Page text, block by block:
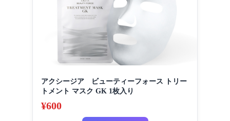
アクシージア ビューティーフォース トリー
トメント マスク GK 1枚入り
¥600